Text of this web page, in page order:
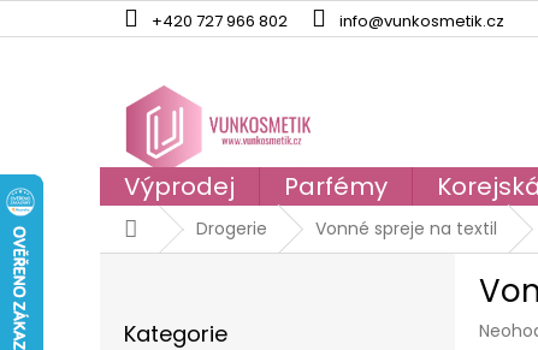
na
+420 727 966 802 info@vunkosmetik.cz
Výprodej Parfémy
DomůDrogerie Vonné spreje na textil
kategorie
Kategorie